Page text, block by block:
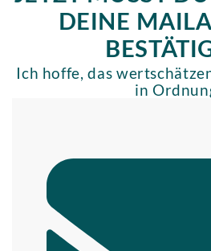
DEINE
Ich hoffe, das
in